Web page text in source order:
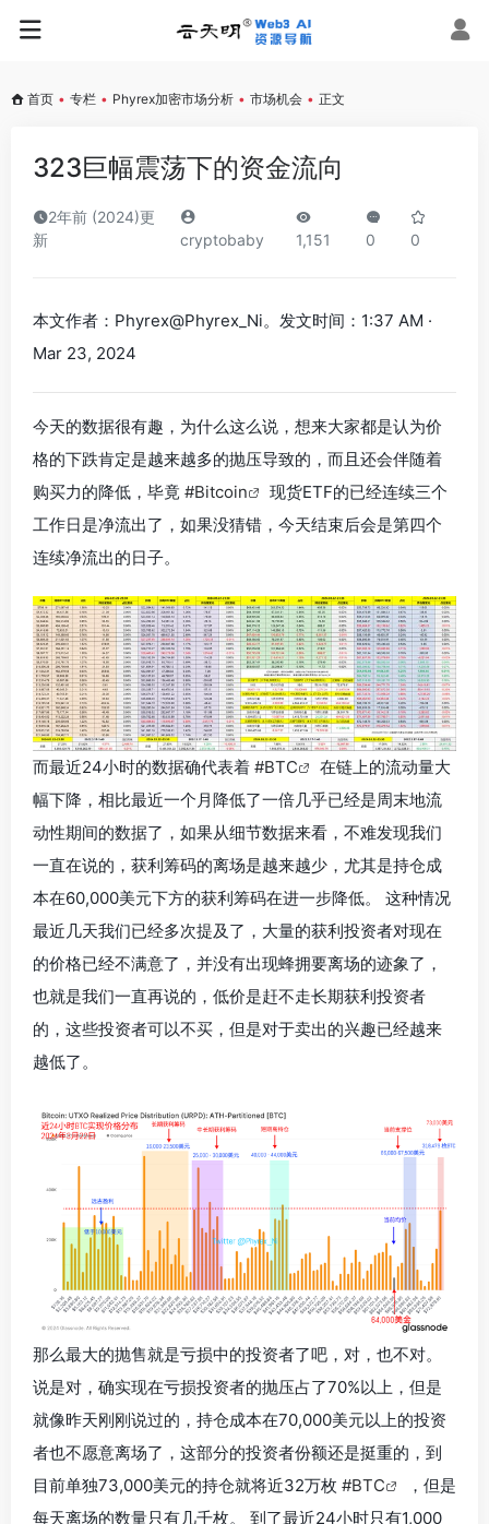
首页 • 专栏 • Phyrex加密市场分析 • 市场机会 • 正文
323巨幅震荡下的资金流向
2年前 (2024)更
新
cryptobaby 1,151 0 0
本文作者：Phyrex@Phyrex_Ni。发文时间：1:37 AM ·
Mar 23, 2024
今天的数据很有趣，为什么这么说，想来大家都是认为价
格的下跌肯定是越来越多的抛压导致的，而且还会伴随着
购买力的降低，毕竟 #Bitcoin
现货ETF的已经连续三个
工作日是净流出了， 如果没猜错，今天结束后会是第四个
连续净流出的日子。
而最近24小时的数据确代表着 #BTC
在链上的流动量大
幅下降，相比最近一个月降低了一倍几乎已经是周末地流
动性期间的数据了，如果从细节数据来看，不难发现我们
一直在说的， 获利筹码的离场是越来越少，尤其是持仓成
本在60,000美元下方的获利筹码在进一步降低。 这种情况
最近几天我们已经多次提及了，大量的获利投资者对现在
的价格已经不满意了，并没有出现蜂拥要离场的迹象了，
也就是我们一直再说的， 低价是赶不走长期获利投资者
的，这些投资者可以不买，但是对于卖出的兴趣已经越来
越低了 。
那么最大的抛售就是亏损中的投资者了吧，对，也不对。
说是对，确实现在亏损投资者的抛压占了70%以上，但是
就像昨天刚刚说过的，持仓成本在70,000美元以上的投资
者也不愿意离场了，这部分的投资者份额还是挺重的，到
目前单独73,000美元的持仓就将近32万枚 #BTC
，但是
每天离场的数量只有几千枚。 到了最近24小时只有1,000